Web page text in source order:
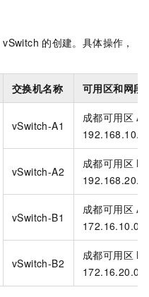
vSwitch 的创建。具体操作，
交换机名称 可用区和网段
vSwitch-A1
成都可用区 A
vSwitch-A2
成都可用区 B
vSwitch-B1
成都可用区 A
172.16.10.0/
vSwitch-B2
成都可用区 B
172.16.20.0/